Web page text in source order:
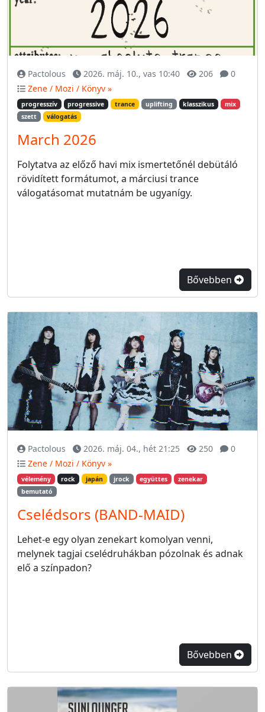
Pactolous 2026. máj. 10., vas 10:40 206
0
Zene / Mozi / Könyv »
progresszív progressive trance uplifting klasszikus
mix
szett
válogatás
March 2026
Folytatva az előző havi mix ismertetőnél debütáló
rövidített formátumot, a márciusi trance
válogatásomat mutatnám be ugyanígy.
Bővebben
Pactolous 2026. máj. 04., hét 21:25 250
0
Zene / Mozi / Könyv »
vélemény rock japán jrock együttes
zenekar
bemutató
Cselédsors (BAND-MAID)
Lehet-e egy olyan zenekart komolyan venni,
melynek tagjai cselédruhákban pózolnak és adnak
elő a színpadon?
Bővebben